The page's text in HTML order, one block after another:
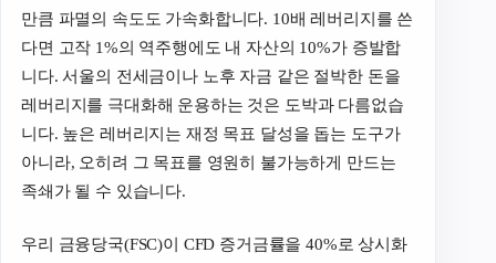
만큼 파멸의 속도도 가속화합니다. 10배 레버리지를 쓴
다면 고작 1%의 역주행에도 내 자산의 10%가 증발합
니다. 서울의 전세금이나 노후 자금 같은 절박한 돈을
레버리지를 극대화해 운용하는 것은 도박과 다름없습
니다. 높은 레버리지는 재정 목표 달성을 돕는 도구가
아니라, 오히려 그 목표를 영원히 불가능하게 만드는
족쇄가 될 수 있습니다.
우리 금융당국(FSC)이 CFD 증거금률을 40%로 상시화